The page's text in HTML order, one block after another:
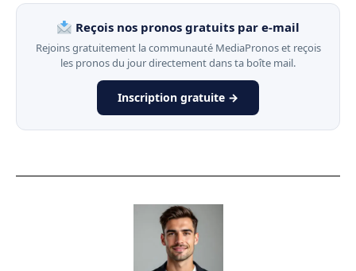
Reçois nos pronos gratuits par e-mail
Rejoins gratuitement la communauté MediaPronos et reçois
les pronos du jour directement dans ta boîte mail.
Inscription gratuite →